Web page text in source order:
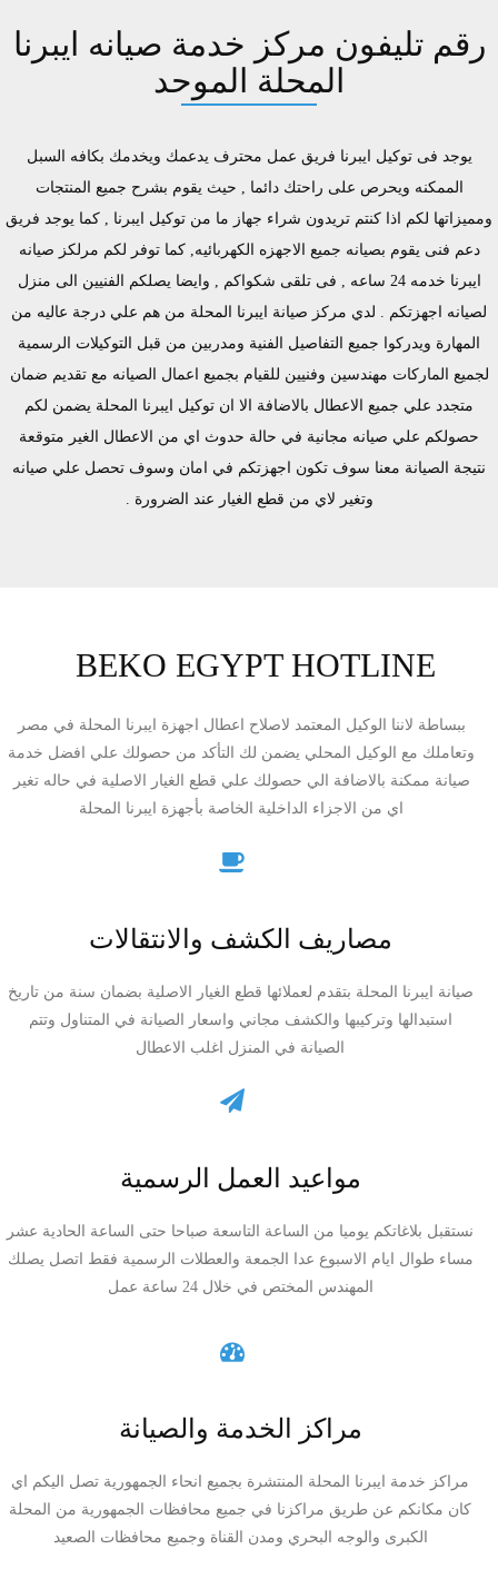
رقم تليفون مركز خدمة صيانه ايبرنا
المحلة الموحد
يوجد فى توكيل ايبرنا فريق عمل محترف يدعمك ويخدمك بكافه السبل
الممكنه ويحرص على راحتك دائما , حيث يقوم بشرح جميع المنتجات
ومميزاتها لكم اذا كنتم تريدون شراء جهاز ما من توكيل ايبرنا , كما يوجد فريق
دعم فنى يقوم بصيانه جميع الاجهزه الكهربائيه, كما توفر لكم مرلكز صيانه
ايبرنا خدمه 24 ساعه , فى تلقى شكواكم , وايضا يصلكم الفنيين الى منزل
لصيانه اجهزتكم . لدي مركز صيانة ايبرنا المحلة من هم علي درجة عاليه من
المهارة ويدركوا جميع التفاصيل الفنية ومدربين من قبل التوكيلات الرسمية
لجميع الماركات مهندسين وفنيين للقيام بجميع اعمال الصيانه مع تقديم ضمان
متجدد علي جميع الاعطال بالاضافة الا ان توكيل ايبرنا المحلة يضمن لكم
حصولكم علي صيانه مجانية في حالة حدوث اي من الاعطال الغير متوقعة
نتيجة الصيانة معنا سوف تكون اجهزتكم في امان وسوف تحصل علي صيانه
وتغير لاي من قطع الغيار عند الضرورة .
BEKO EGYPT HOTLINE
ببساطة لاننا الوكيل المعتمد لاصلاح اعطال اجهزة ايبرنا المحلة في مصر
وتعاملك مع الوكيل المحلي يضمن لك التأكد من حصولك علي افضل خدمة
صيانة ممكنة بالاضافة الي حصولك علي قطع الغيار الاصلية في حاله تغير
اي من الاجزاء الداخلية الخاصة بأجهزة ايبرنا المحلة
مصاريف الكشف والانتقالات
صيانة ايبرنا المحلة بتقدم لعملائها قطع الغيار الاصلية بضمان سنة من تاريخ
استبدالها وتركيبها والكشف مجاني واسعار الصيانة في المتناول وتتم
الصيانة في المنزل اغلب الاعطال
مواعيد العمل الرسمية
نستقبل بلاغاتكم يوميا من الساعة التاسعة صباحا حتى الساعة الحادية عشر
مساء طوال ايام الاسبوع عدا الجمعة والعطلات الرسمية فقط اتصل يصلك
المهندس المختص في خلال 24 ساعة عمل
مراكز الخدمة والصيانة
مراكز خدمة ايبرنا المحلة المنتشرة بجميع انحاء الجمهورية تصل اليكم اي
كان مكانكم عن طريق مراكزنا في جميع محافظات الجمهورية من المحلة
الكبرى والوجه البحري ومدن القناة وجميع محافظات الصعيد